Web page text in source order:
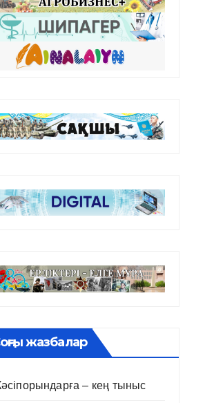
жазбалар
– кең тыныс